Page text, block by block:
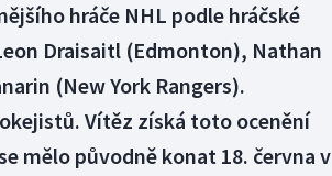
hráče NHL podle hráčské
Draisaitl (Edmonton), Nathan
(New York Rangers).
Vítěz získá toto ocenění
mělo původně konat 18. června v